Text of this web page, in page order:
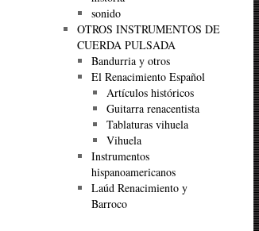
sonido
OTROS INSTRUMENTOS DE
CUERDA PULSADA
Bandurria y otros
El Renacimiento Español
Artículos históricos
Guitarra renacentista
Tablaturas vihuela
Vihuela
Instrumentos
hispanoamericanos
Laúd Renacimiento y
Barroco